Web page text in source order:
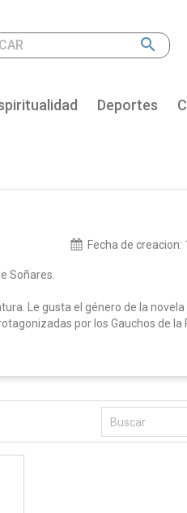
search
Deportes
Fecha de creacion:
Soñares.
Le gusta el género de la
por los Gauchos de la